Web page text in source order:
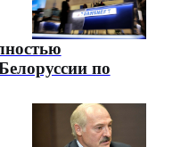
по